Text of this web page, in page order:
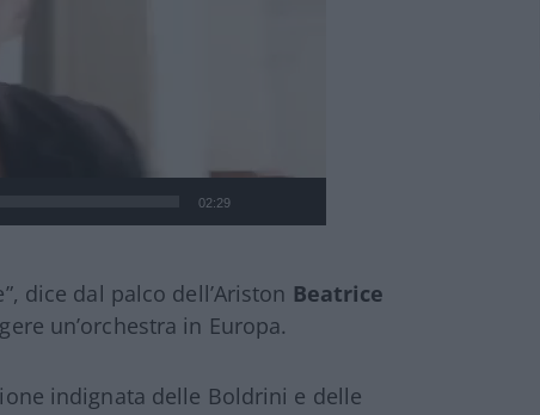
02:29
dice dal palco dell’Ariston Beatrice
un’orchestra in Europa.
indignata delle Boldrini e delle